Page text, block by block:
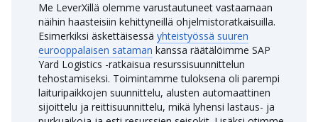
Me LeverXillä olemme varustautuneet vastaamaan
näihin haasteisiin kehittyneillä ohjelmistoratkaisuilla.
Esimerkiksi äskettäisessä yhteistyössä suuren
eurooppalaisen sataman kanssa räätälöimme SAP
Yard Logistics -ratkaisua resurssisuunnittelun
tehostamiseksi. Toimintamme tuloksena oli parempi
laituripaikkojen suunnittelu, alusten automaattinen
sijoittelu ja reittisuunnittelu, mikä lyhensi lastaus- ja